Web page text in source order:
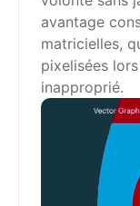
avantage
matricielles,
pixelisées
inapproprié.